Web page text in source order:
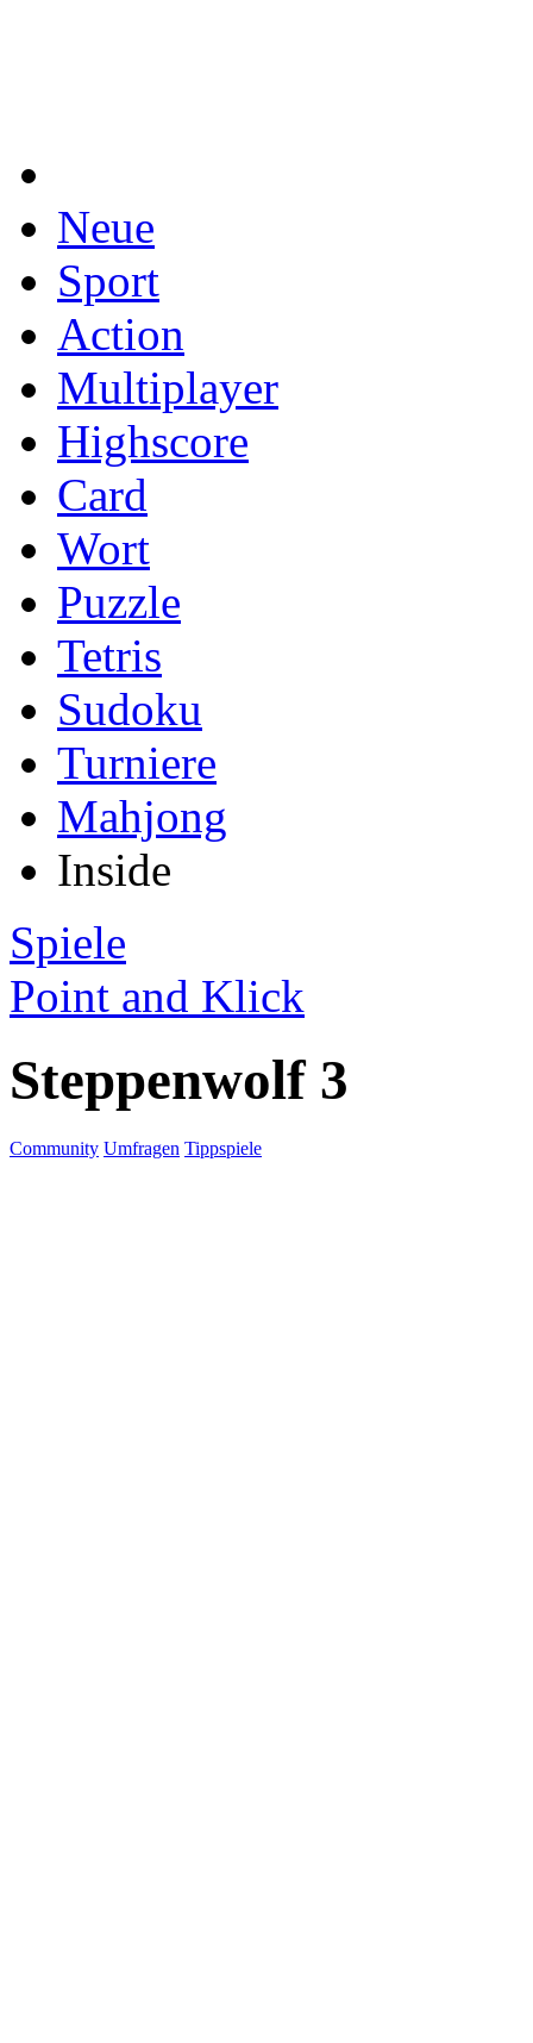
Neue
Sport
Action
Multiplayer
Highscore
Card
Wort
Puzzle
Tetris
Sudoku
Turniere
Mahjong
Inside
Spiele
Point and Klick
Steppenwolf 3
Community Umfragen Tippspiele